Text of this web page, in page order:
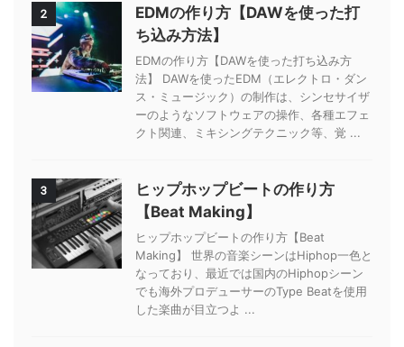
2
EDMの作り方【DAWを使った打
ち込み方法】
EDMの作り方【DAWを使った打ち込み方
法】 DAWを使ったEDM（エレクトロ・ダン
ス・ミュージック）の制作は、シンセサイザ
ーのようなソフトウェアの操作、各種エフェ
クト関連、ミキシングテクニック等、覚 ...
3
ヒップホップビートの作り方
【Beat Making】
ヒップホップビートの作り方【Beat
Making】 世界の音楽シーンはHiphop一色と
なっており、最近では国内のHiphopシーン
でも海外プロデューサーのType Beatを使用
した楽曲が目立つよ ...